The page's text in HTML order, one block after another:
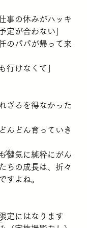
グ
事の休みがハッキ
定が合わない」
のパパが帰って来
行けなくて」
ざるを得なかった
んどん育っていき
健気に純粋にがん
ちの成長は、折々
すよね。
定にはなります